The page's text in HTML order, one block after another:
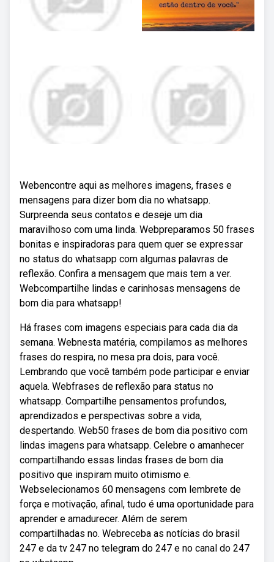
Webencontre aqui as melhores imagens, frases e
mensagens para dizer bom dia no whatsapp.
Surpreenda seus contatos e deseje um dia
maravilhoso com uma linda. Webpreparamos 50 frases
bonitas e inspiradoras para quem quer se expressar
no status do whatsapp com algumas palavras de
reflexão. Confira a mensagem que mais tem a ver.
Webcompartilhe lindas e carinhosas mensagens de
bom dia para whatsapp!
Há frases com imagens especiais para cada dia da
semana. Webnesta matéria, compilamos as melhores
frases do respira, no mesa pra dois, para você.
Lembrando que você também pode participar e enviar
aquela. Webfrases de reflexão para status no
whatsapp. Compartilhe pensamentos profundos,
aprendizados e perspectivas sobre a vida,
despertando. Web50 frases de bom dia positivo com
lindas imagens para whatsapp. Celebre o amanhecer
compartilhando essas lindas frases de bom dia
positivo que inspiram muito otimismo e.
Webselecionamos 60 mensagens com lembrete de
força e motivação, afinal, tudo é uma oportunidade para
aprender e amadurecer. Além de serem
compartilhadas no. Webreceba as notícias do brasil
247 e da tv 247 no telegram do 247 e no canal do 247